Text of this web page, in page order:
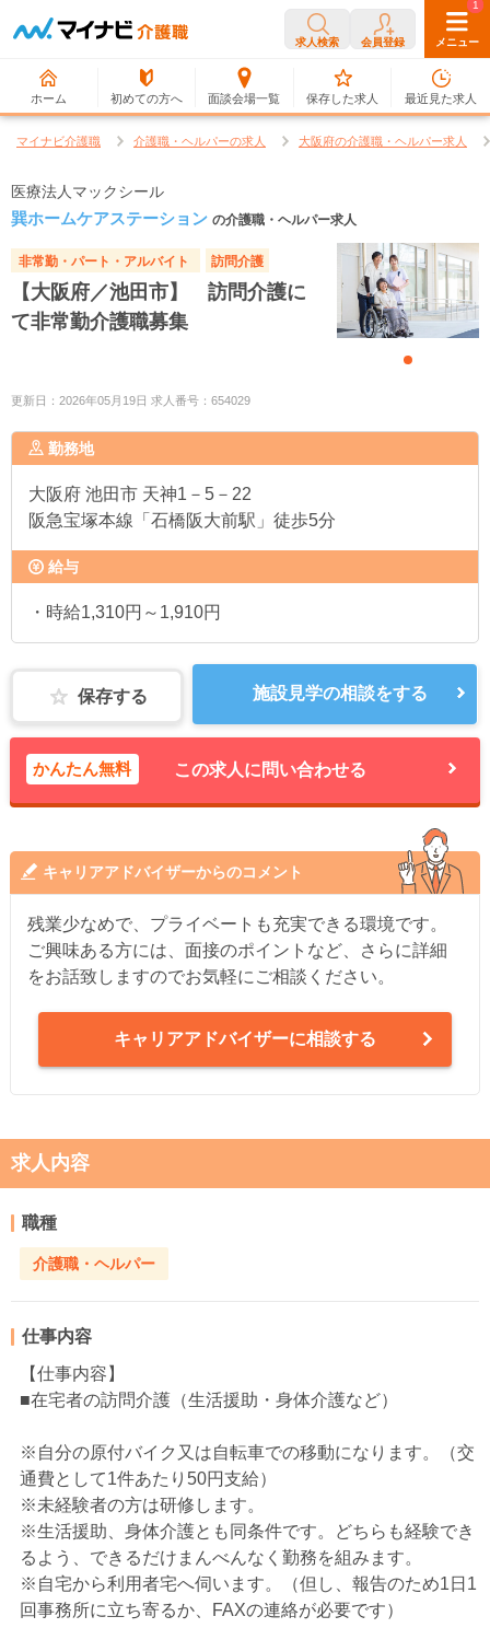
求人検索 会員登録 メニュー
ホーム 初めての方へ 面談会場一覧
0
保存した求人
1
最近見た求人
マイナビ介護職 介護職・ヘルパーの求人 大阪府の介護職・ヘルパー求人
医療法人マックシール
巽ホームケアステーション の介護職・ヘルパー求人
非常勤・パート・アルバイト 訪問介護
【大阪府／池田市】 訪問介護に
て非常勤介護職募集
更新日：2026年05月19日 求人番号：654029
勤務地
大阪府 池田市 天神1－5－22
阪急宝塚本線「石橋阪大前駅」徒歩5分
給与
・時給1,310円～1,910円
保存する 施設見学の相談をする
かんたん無料 この求人に問い合わせる
キャリアアドバイザーからのコメント
残業少なめで、プライベートも充実できる環境です。
ご興味ある方には、面接のポイントなど、さらに詳細
をお話致しますのでお気軽にご相談ください。
キャリアアドバイザーに相談する
求人内容
職種
介護職・ヘルパー
仕事内容
【仕事内容】
■在宅者の訪問介護（生活援助・身体介護など）
※自分の原付バイク又は自転車での移動になります。（交
通費として1件あたり50円支給）
※未経験者の方は研修します。
※生活援助、身体介護とも同条件です。どちらも経験でき
るよう、できるだけまんべんなく勤務を組みます。
※自宅から利用者宅へ伺います。（但し、報告のため1日1
回事務所に立ち寄るか、FAXの連絡が必要です）